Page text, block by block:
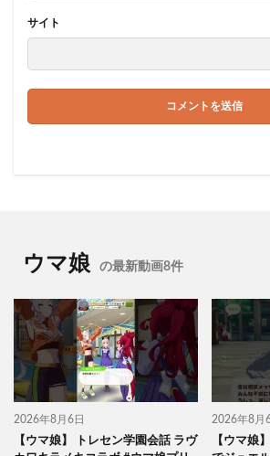
サイト
ウマ娘 の最新動画8件
2026年8月6日
【ウマ娘】 トレセン学園会話 ラヴ
2026年8月
【ウマ娘